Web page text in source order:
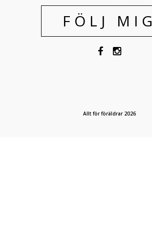
FÖLJ MIG
Allt för föräldrar 2026